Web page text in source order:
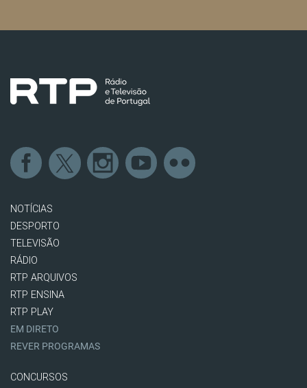
NOTÍCIAS
DESPORTO
TELEVISÃO
RÁDIO
RTP ARQUIVOS
RTP ENSINA
RTP PLAY
EM DIRETO
REVER PROGRAMAS
CONCURSOS